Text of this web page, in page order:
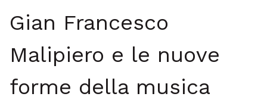
Gian Francesco
Malipiero e le nuove
forme della musica